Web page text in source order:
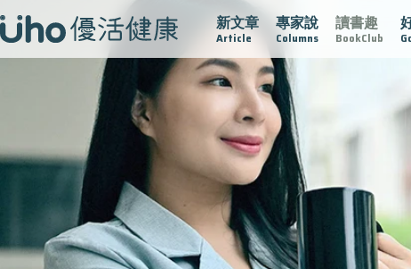
新文章
Article
專家說
Columns
讀書趣
BookClub
來視 認識攝護腺肥大 守護骨骼健康 達文西手術專欄